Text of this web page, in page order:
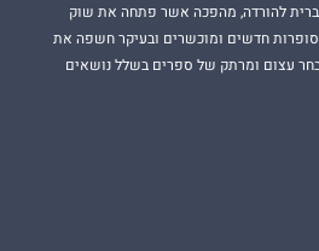
להורדה, מהפכה אשר פתחה את שוק
חדשים ומוכשרים ובעיקר חשפה את
עצום ומרתק של ספרים בשלל נושאים